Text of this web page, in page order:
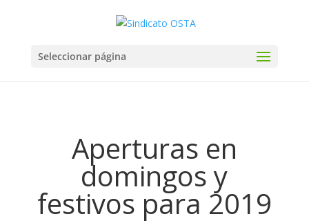
Seleccionar página
Aperturas en
domingos y
festivos para 2019